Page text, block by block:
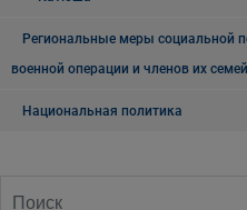
Региональные меры социальной
военной операции и членов их семей
Национальная политика